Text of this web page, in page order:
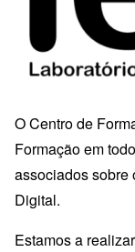
O Centro de
Formação em
associados sobre
Digital.
Estamos a